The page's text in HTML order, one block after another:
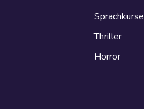
Sprachkurse
Thriller
Horror